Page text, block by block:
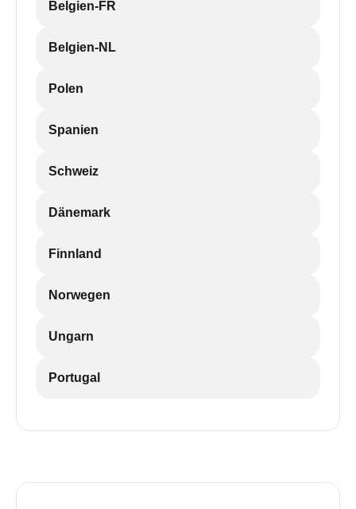
Belgien-FR
Belgien-NL
Polen
Spanien
Schweiz
Dänemark
Finnland
Norwegen
Ungarn
Portugal